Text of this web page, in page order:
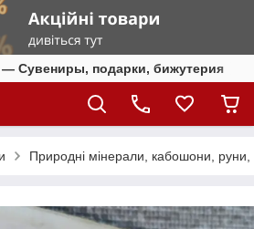
Сувениры, подарки, бижутерия
Природні мінерали, кабошони, руни,